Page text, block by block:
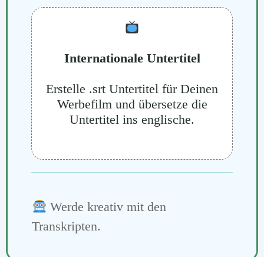
Internationale Untertitel
Erstelle .srt Untertitel für Deinen
Werbefilm und übersetze die
Untertitel ins englische.
Werde kreativ mit den
Transkripten.